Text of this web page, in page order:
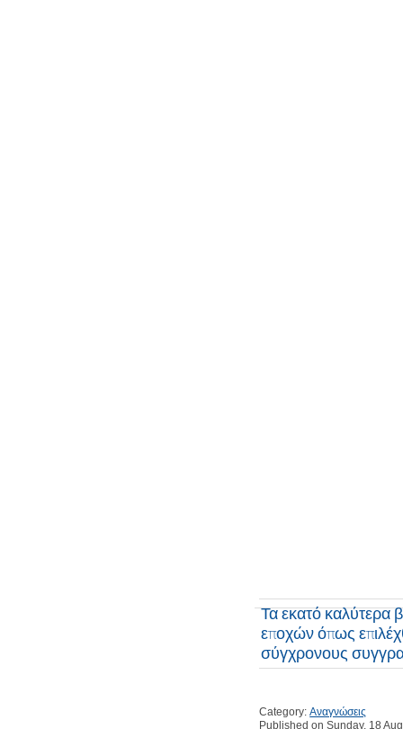
Τα εκατό καλύτερα
εποχών όπως
σύγχρονους
Category:Αναγνώσεις
Published on Sunday, 18